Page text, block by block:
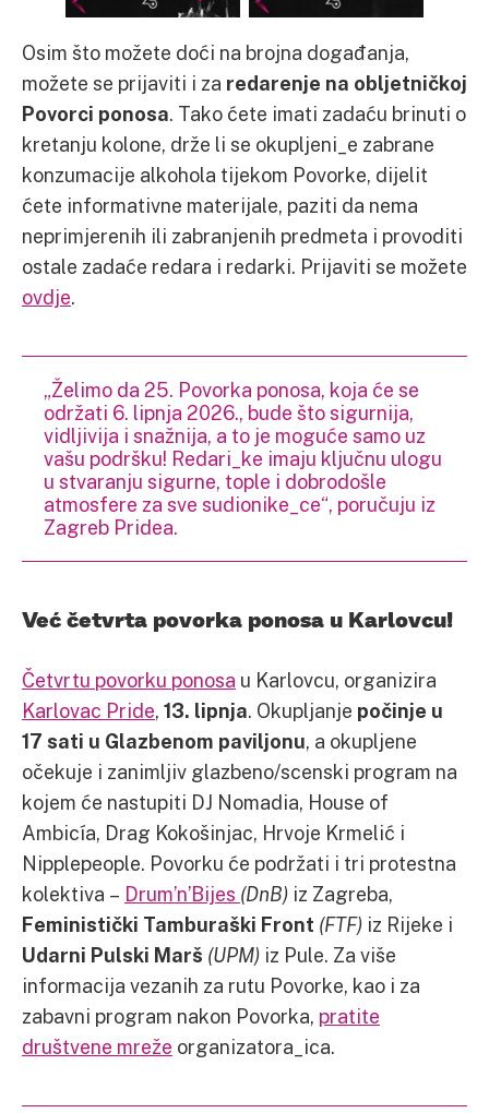
Osim što možete doći na brojna događanja,
možete se prijaviti i za redarenje na obljetničkoj
Povorci ponosa. Tako ćete imati zadaću brinuti o
kretanju kolone, drže li se okupljeni_e zabrane
konzumacije alkohola tijekom Povorke, dijelit
ćete informativne materijale, paziti da nema
neprimjerenih ili zabranjenih predmeta i provoditi
ostale zadaće redara i redarki. Prijaviti se možete
ovdje.
„Želimo da 25. Povorka ponosa, koja će se
održati 6. lipnja 2026., bude što sigurnija,
vidljivija i snažnija, a to je moguće samo uz
vašu podršku! Redari_ke imaju ključnu ulogu
u stvaranju sigurne, tople i dobrodošle
atmosfere za sve sudionike_ce“, poručuju iz
Zagreb Pridea.
Već četvrta povorka ponosa u Karlovcu!
Četvrtu povorku ponosa u Karlovcu, organizira
Karlovac Pride, 13. lipnja. Okupljanje počinje u
17 sati u Glazbenom paviljonu, a okupljene
očekuje i zanimljiv glazbeno/scenski program na
kojem će nastupiti DJ Nomadia, House of
Ambicía, Drag Kokošinjac, Hrvoje Krmelić i
Nipplepeople. Povorku će podržati i tri protestna
kolektiva – Drum’n’Bijes (DnB) iz Zagreba,
Feministički Tamburaški Front (FTF) iz Rijeke i
Udarni Pulski Marš (UPM) iz Pule. Za više
informacija vezanih za rutu Povorke, kao i za
zabavni program nakon Povorka, pratite
društvene mreže organizatora_ica.